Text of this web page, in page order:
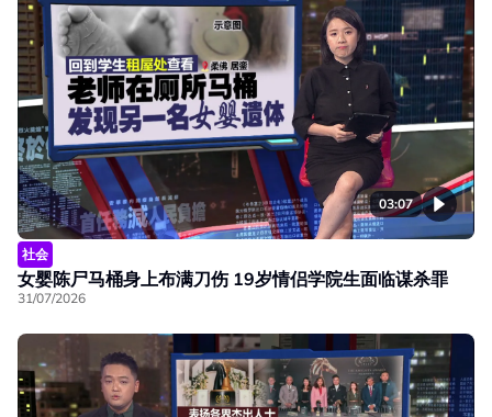
03:07
社会
女婴陈尸马桶身上布满刀伤 19岁情侣学院生面临谋杀罪
31/07/2026